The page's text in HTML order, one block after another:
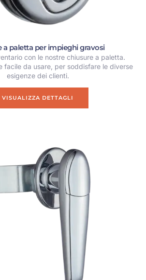
a paletta per impieghi gravosi
con le nostre chiusure a paletta.
facile da usare, per soddisfare le diverse
esigenze dei clienti.
VISUALIZZA DETTAGLI